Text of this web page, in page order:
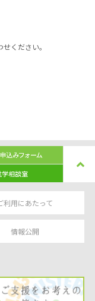
ください。
利用にあたって
情報公開